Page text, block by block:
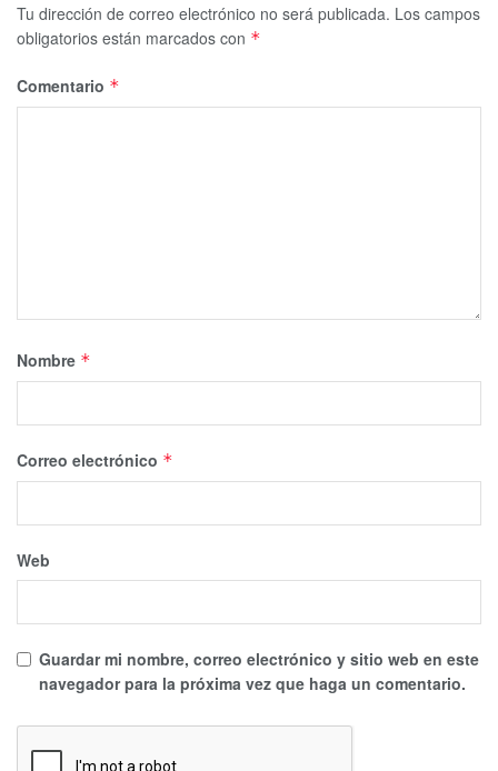
Tu dirección de correo electrónico no será publicada. Los campos
obligatorios están marcados con *
Comentario *
Nombre *
Correo electrónico *
Web
Guardar mi nombre, correo electrónico y sitio web en este
navegador para la próxima vez que haga un comentario.